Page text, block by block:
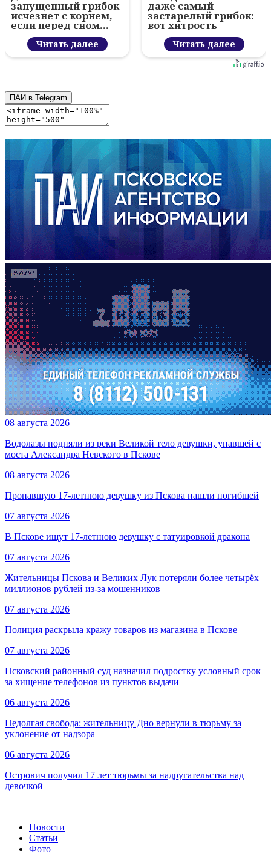
запущенный грибок
исчезнет с корнем,
если перед сном…
Читать далее
даже самый
застарелый грибок:
вот хитрость
Читать далее
ПАИ в Telegram
08 августа 2026
Водолазы подняли из реки Великой тело девушки, упавшей с
моста Александра Невского в Пскове
08 августа 2026
Пропавшую 17-летнюю девушку из Пскова нашли погибшей
07 августа 2026
В Пскове ищут 17‑летнюю девушку с татуировкой дракона
07 августа 2026
Жительницы Пскова и Великих Лук потеряли более четырёх
миллионов рублей из-за мошенников
07 августа 2026
Полиция раскрыла кражу товаров из магазина в Пскове
07 августа 2026
Псковский районный суд назначил подростку условный срок
за хищение телефонов из пунктов выдачи
06 августа 2026
Недолгая свобода: жительницу Дно вернули в тюрьму за
уклонение от надзора
06 августа 2026
Острович получил 17 лет тюрьмы за надругательства над
девочкой
Новости
Статьи
Фото